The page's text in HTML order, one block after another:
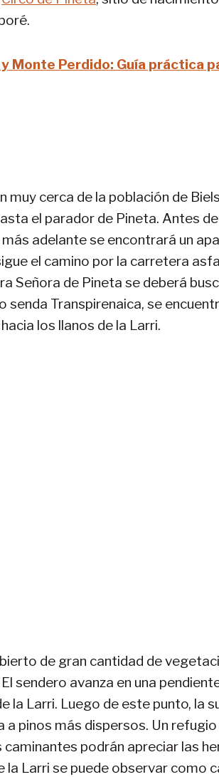
Monte Perdido: Guía práctica
muy cerca de la población de
el parador de Pineta. Antes
adelante se encontrará un
el camino por la carretera
Señora de Pineta se deberá
Transpirenaica, se
los llanos de la Larri.
de gran cantidad de
sendero avanza en una
la Larri. Luego de este punto, la
pinos más dispersos. Un
podrán apreciar las
Larri se puede observar como